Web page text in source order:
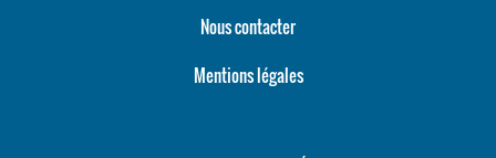
Nous contacter
Mentions légales